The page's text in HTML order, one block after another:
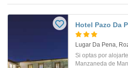
Hotel Pazo Da
Si optas por
Manzaneda de